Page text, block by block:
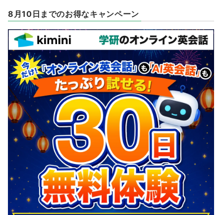
8月10日までのお得なキャンペーン